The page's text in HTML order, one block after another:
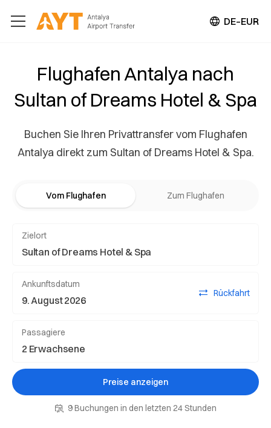
DE–EUR
Flughafen Antalya nach
Sultan of Dreams Hotel & Spa
Buchen Sie Ihren Privattransfer vom Flughafen
Antalya direkt zum Sultan of Dreams Hotel & Spa.
Vom Flughafen Zum Flughafen
Zielort
Ankunftsdatum
Rückfahrt
Passagiere
Preise anzeigen
9 Buchungen in den letzten 24 Stunden